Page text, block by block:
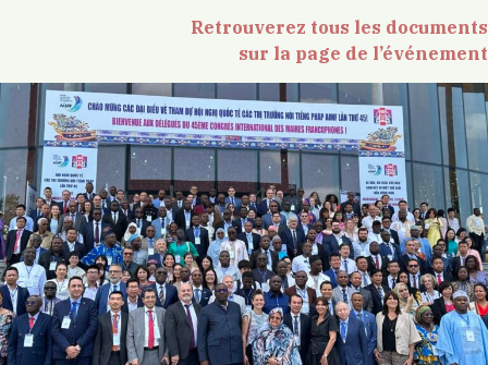
Retrouverez tous les documents
sur la page de l’événement